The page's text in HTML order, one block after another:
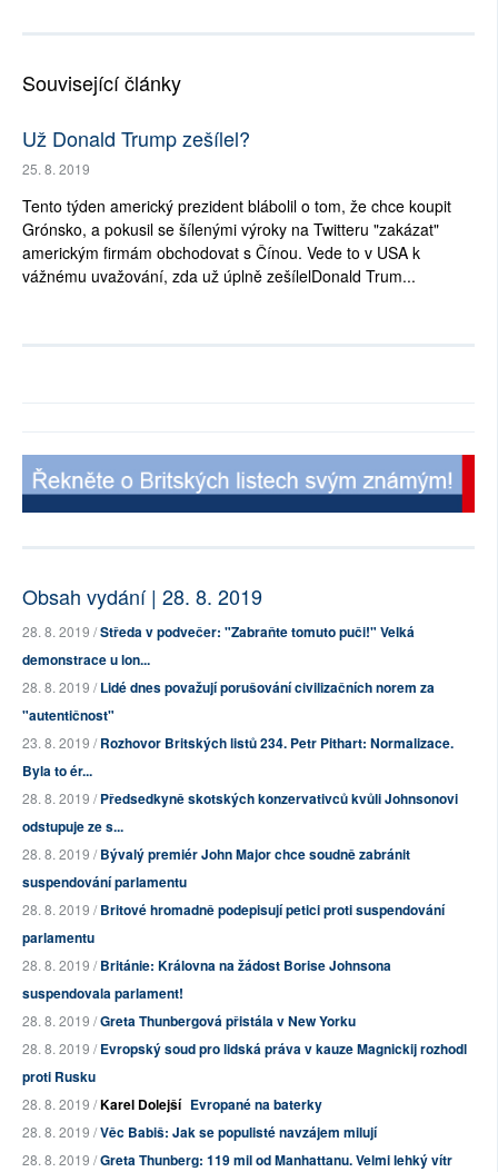
Související články
Už Donald Trump zešílel?
25. 8. 2019
Tento týden americký prezident blábolil o tom, že chce koupit
Grónsko, a pokusil se šílenými výroky na Twitteru "zakázat"
americkým firmám obchodovat s Čínou. Vede to v USA k
vážnému uvažování, zda už úplně zešílelDonald Trum...
Obsah vydání | 28. 8. 2019
28. 8. 2019 /Středa v podvečer: "Zabraňte tomuto puči!" Velká
demonstrace u lon...
28. 8. 2019 /Lidé dnes považují porušování civilizačních norem za
"autentičnost"
23. 8. 2019 /Rozhovor Britských listů 234. Petr Pithart: Normalizace.
Byla to ér...
28. 8. 2019 /Předsedkyně skotských konzervativců kvůli Johnsonovi
odstupuje ze s...
28. 8. 2019 /Bývalý premiér John Major chce soudně zabránit
suspendování parlamentu
28. 8. 2019 /Britové hromadně podepisují petici proti suspendování
parlamentu
28. 8. 2019 /Británie: Královna na žádost Borise Johnsona
suspendovala parlament!
28. 8. 2019 /Greta Thunbergová přistála v New Yorku
28. 8. 2019 /Evropský soud pro lidská práva v kauze Magnickij rozhodl
proti Rusku
28. 8. 2019 /Karel Dolejší Evropané na baterky
28. 8. 2019 /Věc Babiš: Jak se populisté navzájem milují
28. 8. 2019 /Greta Thunberg: 119 mil od Manhattanu. Velmi lehký vítr